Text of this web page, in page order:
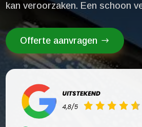
kan veroorzaken.​ Een schoon
Offerte aanvragen